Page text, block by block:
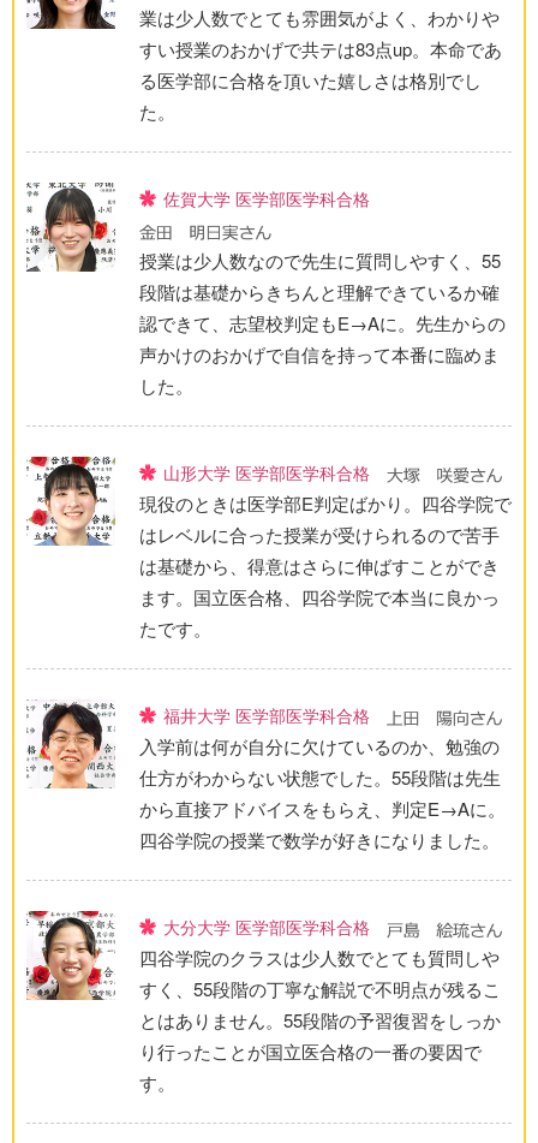
業は少人数でとても雰囲気がよく、わかりや
すい授業のおかげで共テは83点up。本命であ
る医学部に合格を頂いた嬉しさは格別でし
た。
佐賀大学 医学部医学科合格
授業は少人数なので先生に質問しやすく、55
段階は基礎からきちんと理解できているか確
認できて、志望校判定もE→Aに。先生からの
声かけのおかげで自信を持って本番に臨めま
した。
山形大学 医学部医学科合格
現役のときは医学部E判定ばかり。四谷学院で
はレベルに合った授業が受けられるので苦手
は基礎から、得意はさらに伸ばすことができ
ます。国立医合格、四谷学院で本当に良かっ
たです。
福井大学 医学部医学科合格
入学前は何が自分に欠けているのか、勉強の
仕方がわからない状態でした。55段階は先生
から直接アドバイスをもらえ、判定E→Aに。
四谷学院の授業で数学が好きになりました。
大分大学 医学部医学科合格
四谷学院のクラスは少人数でとても質問しや
すく、55段階の丁寧な解説で不明点が残るこ
とはありません。55段階の予習復習をしっか
り行ったことが国立医合格の一番の要因で
す。